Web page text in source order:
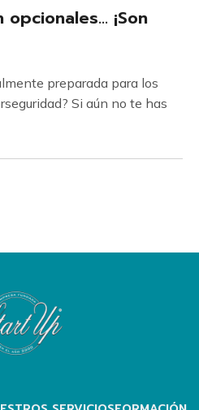
opcionales… ¡Son
preparada para los
Si aún no te has